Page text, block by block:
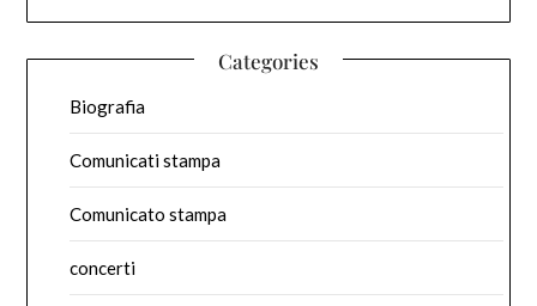
Categories
Biografia
Comunicati stampa
Comunicato stampa
concerti